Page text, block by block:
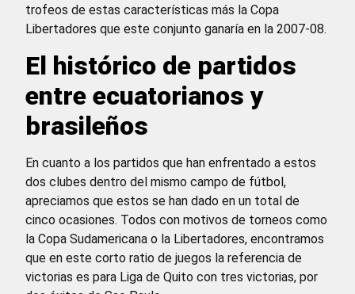
trofeos de estas características más la Copa
Libertadores que este conjunto ganaría en la 2007-08.
El histórico de partidos
entre ecuatorianos y
brasileños
En cuanto a los partidos que han enfrentado a estos
dos clubes dentro del mismo campo de fútbol,
apreciamos que estos se han dado en un total de
cinco ocasiones. Todos con motivos de torneos como
la Copa Sudamericana o la Libertadores, encontramos
que en este corto ratio de juegos la referencia de
victorias es para Liga de Quito con tres victorias, por